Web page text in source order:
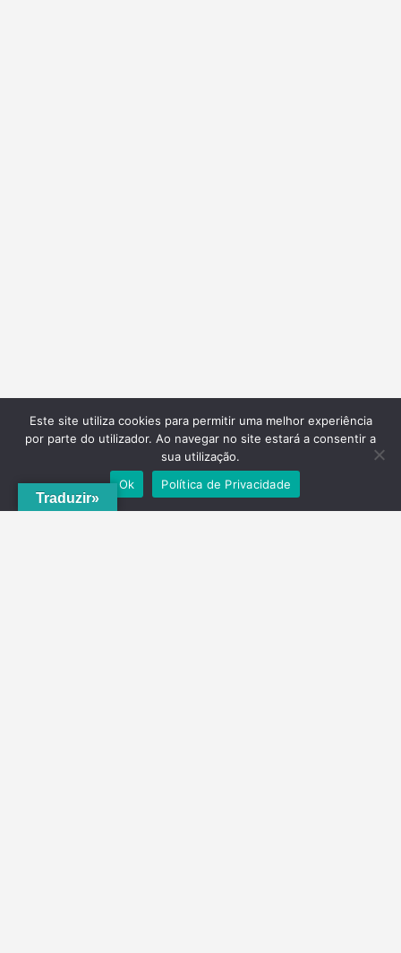
Traduzir»
Este site utiliza cookies para permitir uma melhor experiência
por parte do utilizador. Ao navegar no site estará a consentir a
sua utilização.
Ok
Política de Privacidade